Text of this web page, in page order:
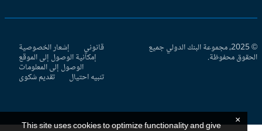
© 2025، مجموعة البنك الدولي جميع
محفوظة.
قانوني إشعار الخصوصية
إمكانية الوصول إلى الموقع
الوصول إلى المعلومات
تنبيه احتيال تقديم شكوى
This site uses cookies to optimize functionality and give ×